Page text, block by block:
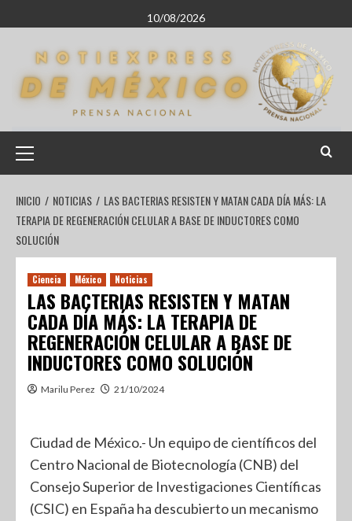
10/08/2026
INICIO NOTICIAS
LAS BACTERIAS RESISTEN Y MATAN CADA DÍA MÁS: LA
TERAPIA DE REGENERACIÓN CELULAR A BASE DE INDUCTORES COMO
SOLUCIÓN
Ciencia México Noticias
LAS BACTERIAS RESISTEN Y MATAN
CADA DÍA MÁS: LA TERAPIA DE
REGENERACIÓN CELULAR A BASE DE
INDUCTORES COMO SOLUCIÓN
Marilu Perez 21/10/2024
Ciudad de México.- Un equipo de científicos del
Centro Nacional de Biotecnología (CNB) del
Consejo Superior de Investigaciones Científicas
(CSIC) en España ha descubierto un mecanismo